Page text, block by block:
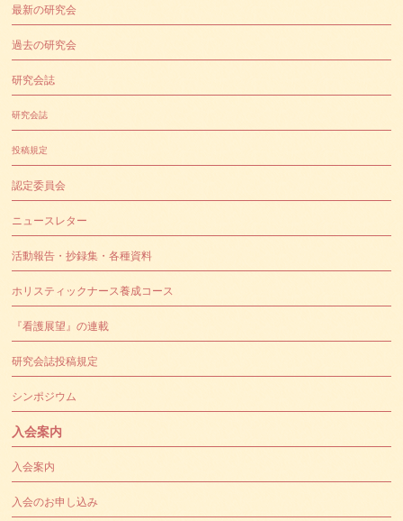
最新の研究会
過去の研究会
研究会誌
研究会誌
投稿規定
認定委員会
ニュースレター
活動報告・抄録集・各種資料
ホリスティックナース養成コース
『看護展望』の連載
研究会誌投稿規定
シンポジウム
入会案内
入会案内
入会のお申し込み